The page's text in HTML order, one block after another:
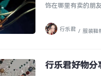
饰在哪里有卖的朋
行乐君 / 服装鞋
行乐君好物分